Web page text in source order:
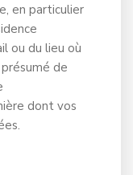
en particulier
ou du lieu où
de
dont vos